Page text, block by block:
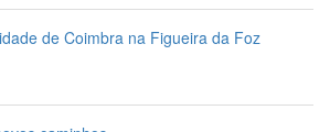
de Coimbra na Figueira da Foz